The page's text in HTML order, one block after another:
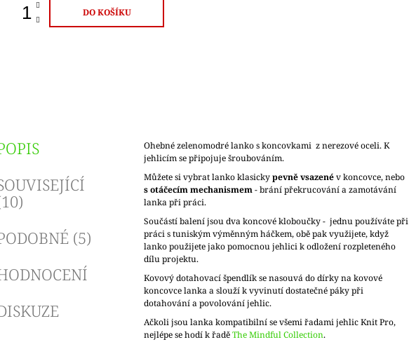
DO KOŠÍKU
(5)
Ohebné zelenomodré lanko s koncovkami z nerezové oceli. K
jehlicím se připojuje šroubováním.
Můžete si vybrat lanko klasickypevně vsazenév koncovce, nebo
s otáčecím mechanismem- brání překrucování a zamotávání
lanka při práci.
Součástí balení jsou dva koncové kloboučky - jednu používáte při
práci s tuniským výměnným háčkem, obě pak využijete, když
lanko použijete jako pomocnou jehlici k odložení rozpleteného
dílu projektu.
Kovový dotahovací špendlík se nasouvá do dírky na kovové
koncovce lanka a slouží k vyvinutí dostatečné páky při
dotahování a povolování jehlic.
Ačkoli jsou lanka kompatibilní se všemi řadami jehlic Knit Pro,
nejlépe se hodí k řaděThe Mindful Collection.